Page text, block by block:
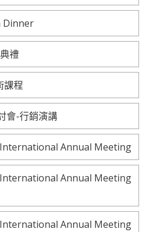
Dinner
禮
課程
會-行銷演講
International Annual Meeting
International Annual Meeting
International Annual Meeting